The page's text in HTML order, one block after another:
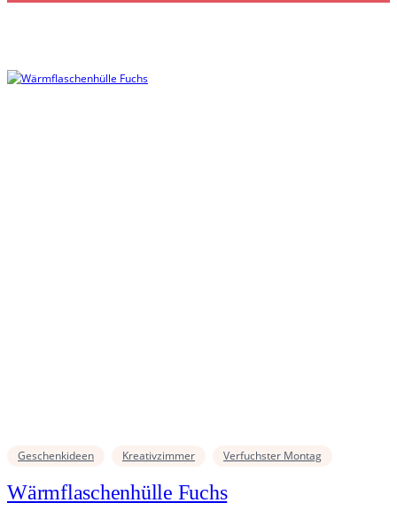
Geschenkideen Kreativzimmer Verfuchster Montag
Wärmflaschenhülle Fuchs